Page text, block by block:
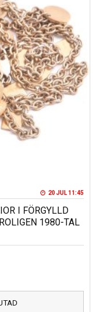
20 JUL 11:45
I FÖRGYLLD
1980-TAL